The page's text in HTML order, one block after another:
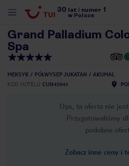
30 lat numer 1
w Polsce
Grand Palladium
Spa
MEKSYK PÓŁWYSEP JUKATAN
AKUMAL
KOD HOTELU CUN45041
Ups, ta oferta nie
Przygotowaliśmy
podobne
Zobacz inne ceny i